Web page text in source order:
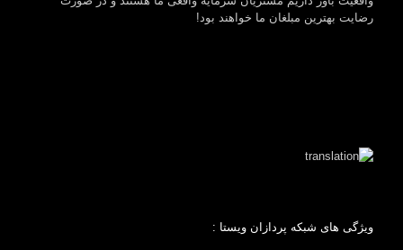
رضایت بهترین مبلغان ما خواهند بود!
ویژگی های شبکه پردازان ویستا :